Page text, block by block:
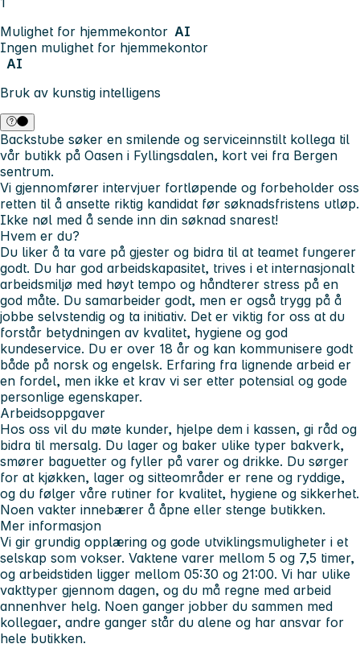
Mulighet for hjemmekontor AI
Ingen mulighet for hjemmekontor
AI
Bruk av kunstig intelligens
Backstube søker en smilende og serviceinnstilt kollega til
vår butikk på Oasen i Fyllingsdalen, kort vei fra Bergen
sentrum.
Vi gjennomfører intervjuer fortløpende og forbeholder oss
retten til å ansette riktig kandidat før søknadsfristens utløp.
Ikke nøl med å sende inn din søknad snarest!
Hvem er du?
Du liker å ta vare på gjester og bidra til at teamet fungerer
godt. Du har god arbeidskapasitet, trives i et internasjonalt
arbeidsmiljø med høyt tempo og håndterer stress på en
god måte. Du samarbeider godt, men er også trygg på å
jobbe selvstendig og ta initiativ. Det er viktig for oss at du
forstår betydningen av kvalitet, hygiene og god
kundeservice. Du er over 18 år og kan kommunisere godt
både på norsk og engelsk. Erfaring fra lignende arbeid er
en fordel, men ikke et krav vi ser etter potensial og gode
personlige egenskaper.
Arbeidsoppgaver
Hos oss vil du møte kunder, hjelpe dem i kassen, gi råd og
bidra til mersalg. Du lager og baker ulike typer bakverk,
smører baguetter og fyller på varer og drikke. Du sørger
for at kjøkken, lager og sitteområder er rene og ryddige,
og du følger våre rutiner for kvalitet, hygiene og sikkerhet.
Noen vakter innebærer å åpne eller stenge butikken.
Mer informasjon
Vi gir grundig opplæring og gode utviklingsmuligheter i et
selskap som vokser. Vaktene varer mellom 5 og 7,5 timer,
og arbeidstiden ligger mellom 05:30 og 21:00. Vi har ulike
vakttyper gjennom dagen, og du må regne med arbeid
annenhver helg. Noen ganger jobber du sammen med
kollegaer, andre ganger står du alene og har ansvar for
hele butikken.